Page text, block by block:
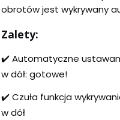
obrotów jest wykrywany
Zalety:
✔️ Automatyczne
w dół: gotowe!
✔️ Czuła funkcja
w dół